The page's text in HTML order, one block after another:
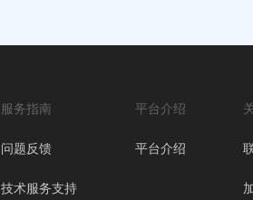
服务指南
问题反馈
技术服务支持
平台介绍
平台介绍